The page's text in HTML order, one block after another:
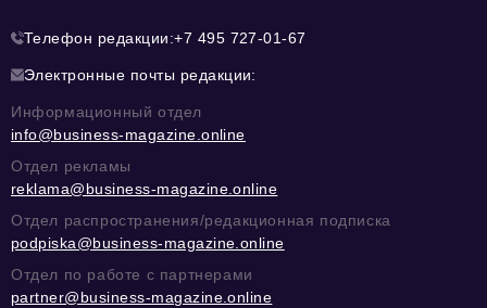
Телефон редакции:+7 495 727-01-67
Электронные почты редакции:
Информационный отдел
info@business-magazine.online
Отдел рекламы
reklama@business-magazine.online
Отдел распространения/редакционная подписка
podpiska@business-magazine.online
Отдел по работе с партнерами
partner@business-magazine.online